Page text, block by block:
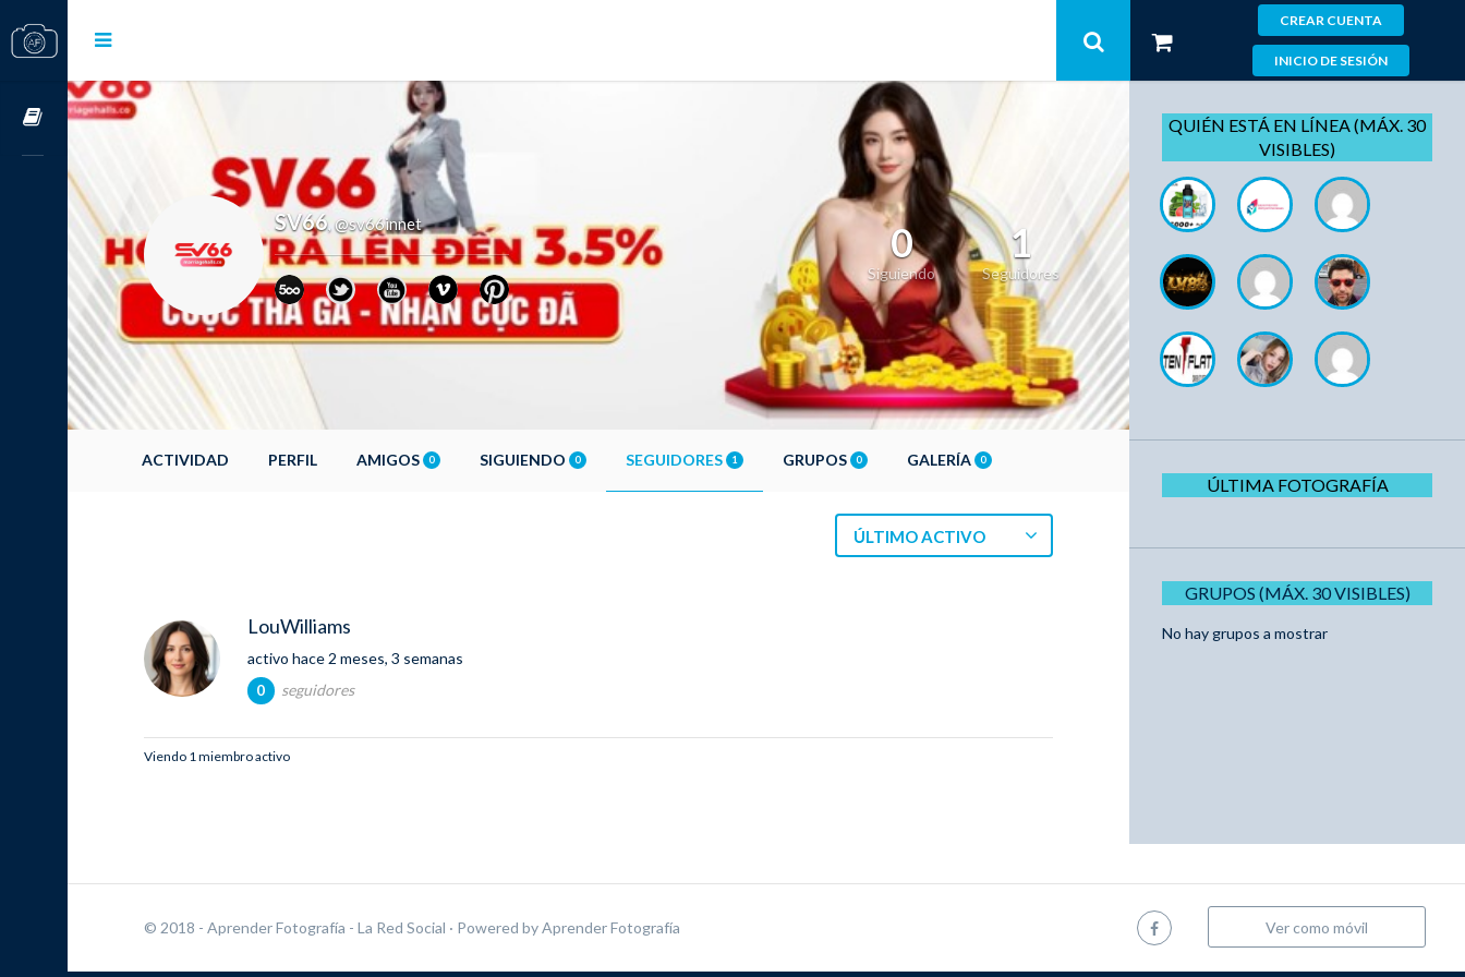
CREAR CUENTA
INICIO DE SESIÓN
Cursos OnLine
SV66 @sv66innet 0
Siguiendo
1
Seguidores
ACTIVIDAD PERFIL AMIGOS 0 SIGUIENDO 0 SEGUIDORES 1 GRUPOS 0 GALERÍA 0
ÚLTIMO ACTIVO
LouWilliams
activo hace 2 meses, 3 semanas
0 seguidores
Viendo 1 miembro activo
QUIÉN ESTÁ EN LÍNEA (MÁX. 30
VISIBLES)
ÚLTIMA FOTOGRAFÍA
GRUPOS (MÁX. 30 VISIBLES)
No hay grupos a mostrar
© 2018 - Aprender Fotografía - La Red Social · Powered byAprender Fotografía